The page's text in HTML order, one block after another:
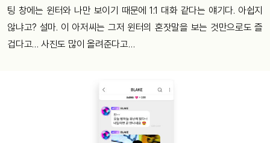
팅 창에는 윈터와 나만 보이기 때문에 1:1 대화 같다는 얘기다. 아쉽지
않냐고? 설마. 이 아저씨는 그저 윈터의 혼잣말을 보는 것만으로도 즐
겁다고… 사진도 많이 올려준다고…